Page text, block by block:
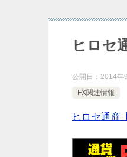
ヒロセ
公開日： 2014年
FX関連情報
ヒロセ通商